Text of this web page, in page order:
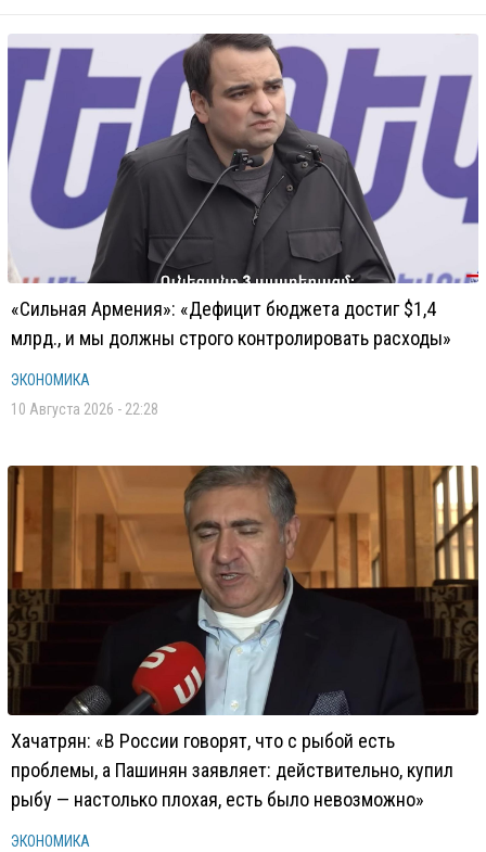
«Сильная Армения»: «Дефицит бюджета достиг $1,4
млрд., и мы должны строго контролировать расходы»
ЭКОНОМИКА
10 Августа 2026 - 22:28
Хачатрян: «В России говорят, что с рыбой есть
проблемы, а Пашинян заявляет: действительно, купил
рыбу — настолько плохая, есть было невозможно»
ЭКОНОМИКА